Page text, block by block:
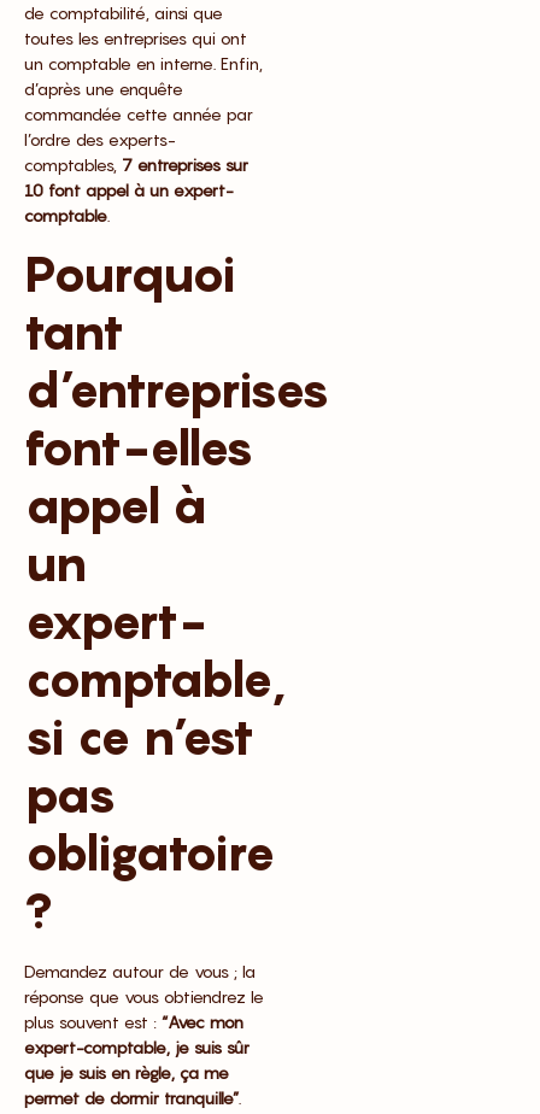
de comptabilité, ainsi que
toutes les entreprises qui ont
un comptable en interne. Enfin,
d’après une enquête
commandée cette année par
l’ordre des experts-
comptables, 7 entreprises sur
10 font appel à un expert-
comptable
Pourquoi
tant
d’entreprises
font-elles
appel à
un
expert-
comptable,
si ce n’est
pas
obligatoire
?
Demandez autour de vous ; la
réponse que vous obtiendrez le
plus souvent est : “Avec mon
expert-comptable, je suis sûr
que je suis en règle, ça me
permet de dormir tranquille”